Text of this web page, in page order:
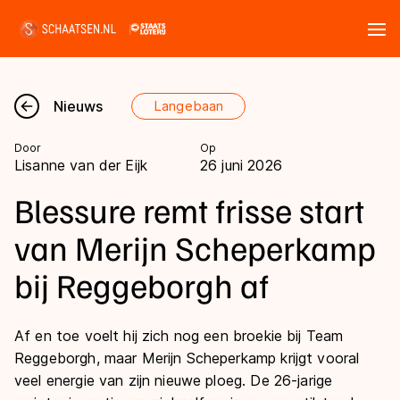
Nieuws
Kalender
Disciplines
Marathon
Langebaan
Shorttrack
Inlineskaten
Uitslagen
Langebaan
Shorttrack
Marathon
Tijden & historie
Ranglijsten Langebaan
Nieuws Langebaan
Door
Lisanne van der Eijk
Op
26 juni 2026
Blessure remt frisse start
van Merijn Scheperkamp
bij Reggeborgh af
Af en toe voelt hij zich nog een broekie bij Team
Reggeborgh, maar Merijn Scheperkamp krijgt vooral
veel energie van zijn nieuwe ploeg. De 26-jarige